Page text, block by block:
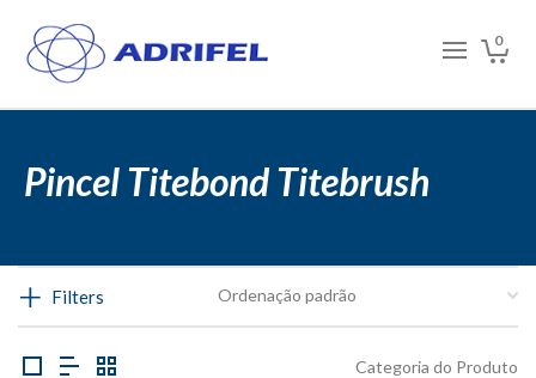
0
Pincel Titebond Titebrush
Filters
Categoria do Produto